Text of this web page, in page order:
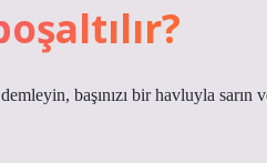
başınızı bir havluyla sarın